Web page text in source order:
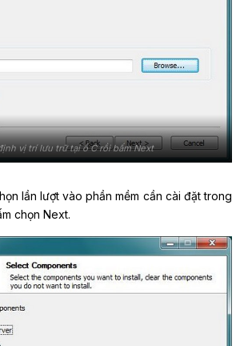
vị trí lưu trữ tại ổ C rồi bấm Next
lần lượt vào phần mềm cần cài đặt trong
chọn Next.